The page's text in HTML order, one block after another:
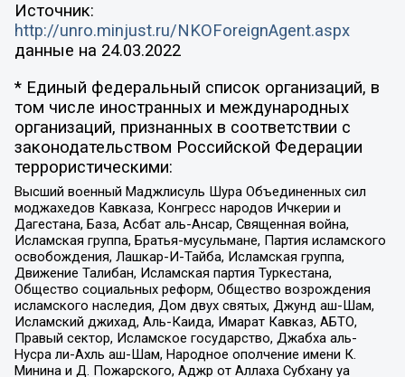
Источник:
http://unro.minjust.ru/NKOForeignAgent.aspx
данные на 24.03.2022
* Единый федеральный список организаций, в
том числе иностранных и международных
организаций, признанных в соответствии с
законодательством Российской Федерации
террористическими:
Высший военный Маджлисуль Шура Объединенных сил
моджахедов Кавказа, Конгресс народов Ичкерии и
Дагестана, База, Асбат аль-Ансар, Священная война,
Исламская группа, Братья-мусульмане, Партия исламского
освобождения, Лашкар-И-Тайба, Исламская группа,
Движение Талибан, Исламская партия Туркестана,
Общество социальных реформ, Общество возрождения
исламского наследия, Дом двух святых, Джунд аш-Шам,
Исламский джихад, Аль-Каида, Имарат Кавказ, АБТО,
Правый сектор, Исламское государство, Джабха аль-
Нусра ли-Ахль аш-Шам, Народное ополчение имени К.
Минина и Д. Пожарского, Аджр от Аллаха Субхану уа